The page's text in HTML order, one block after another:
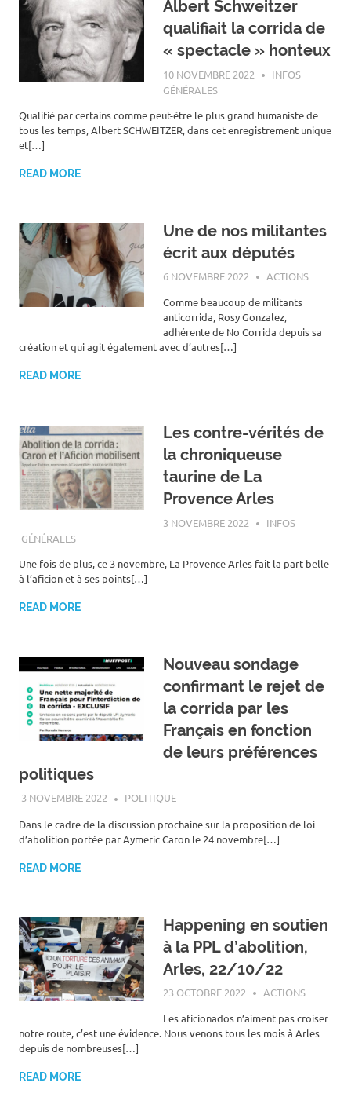
Albert Schweitzer
qualifiait la corrida de
« spectacle » honteux
10 NOVEMBRE 2022 ROGER LAHANA
INFOS
GÉNÉRALES
Qualifié par certains comme peut-être le plus grand humaniste de
tous les temps, Albert SCHWEITZER, dans cet enregistrement unique
et[…]
READ MORE
Une de nos militantes
écrit aux députés
6 NOVEMBRE 2022 ROGER LAHANA
ACTIONS
Comme beaucoup de militants
anticorrida, Rosy Gonzalez,
adhérente de No Corrida depuis sa
création et qui agit également avec d’autres[…]
READ MORE
Les contre-vérités de
la chroniqueuse
taurine de La
Provence Arles
3 NOVEMBRE 2022 ROGER LAHANA
INFOS
GÉNÉRALES
Une fois de plus, ce 3 novembre, La Provence Arles fait la part belle
à l’aficion et à ses points[…]
READ MORE
Nouveau sondage
confirmant le rejet de
la corrida par les
Français en fonction
de leurs préférences
politiques
3 NOVEMBRE 2022 ROGER LAHANA
POLITIQUE
Dans le cadre de la discussion prochaine sur la proposition de loi
d’abolition portée par Aymeric Caron le 24 novembre[…]
READ MORE
Happening en soutien
à la PPL d’abolition,
Arles, 22/10/22
23 OCTOBRE 2022 ROGER LAHANA
ACTIONS
Les aficionados n’aiment pas croiser
notre route, c’est une évidence. Nous venons tous les mois à Arles
depuis de nombreuses[…]
READ MORE